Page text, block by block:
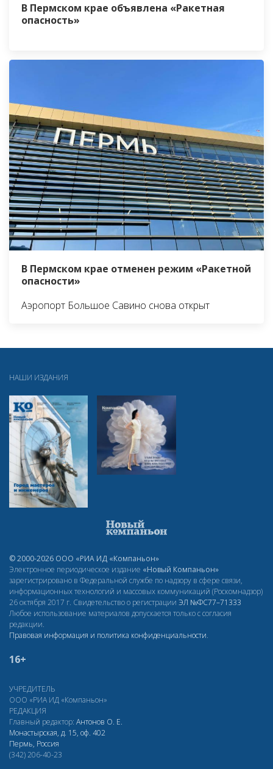
В Пермском крае объявлена «Ракетная
опасность»
В Пермском крае отменен режим «Ракетной
опасности»
Аэропорт Большое Савино снова открыт
НАШИ ИЗДАНИЯ
© 2000-2026 ООО «РИА ИД «Компаньон»
Электронное периодическое издание «Новый Компаньон»
зарегистрировано в Федеральной службе по надзору в сфере связи,
информационных технологий и массовых коммуникаций (Роскомнадзор)
26 октября 2017 г. Свидетельство о регистрации ЭЛ №ФС77–71333
Любое использование материалов допускается только с согласия
редакции.
Правовая информация и политика конфиденциальности.
16+
УЧРЕДИТЕЛЬ
ООО «РИА ИД «Компаньон»
РЕДАКЦИЯ
Главный редактор: Антонов О. Е.
Монастырская, д. 15, оф. 402
Пермь, Россия
(342) 206-40-23